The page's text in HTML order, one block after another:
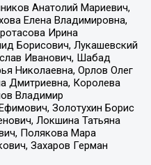
Анатолий Мариевич,
Елена Владимировна,
Ирина
Борисович, Лукашевский
Иванович, Шабад
Николаевна, Орлов Олег
Дмитриевна, Королева
Владимир
Золотухин Борис
Локшина Татьяна
Полякова Мара
Захаров Герман